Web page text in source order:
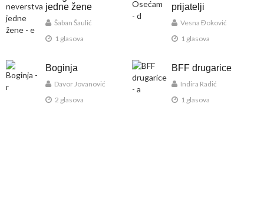
jedne žene
Šaban Šaulić
1 glasova
prijatelji
Vesna Đoković
1 glasova
Boginja
Davor Jovanović
2 glasova
BFF drugarice
Indira Radić
1 glasova